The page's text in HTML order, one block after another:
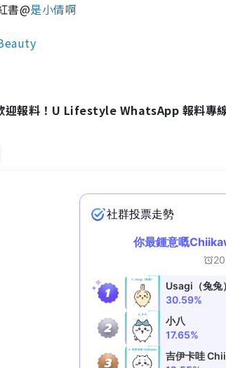
書@是小倩啊
迎報料！U Lifestyle WhatsApp 報料專